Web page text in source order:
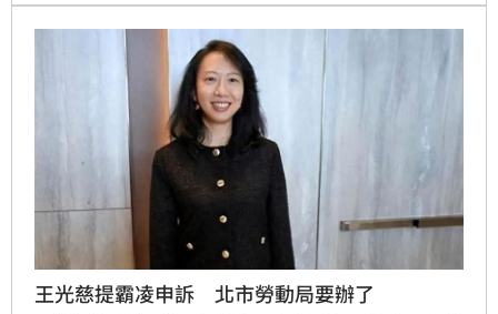
不願意公開身分，與完全不留下帳務紀錄是兩回事，即
使捐款人要求匿名，仍可透過既有會計程序入帳並接受
稽核，基金會凡是接受捐款，都是透過該會的捐款帳號
並開立收據。
王光慈提霸凌申訴 北市勞動局要辦了